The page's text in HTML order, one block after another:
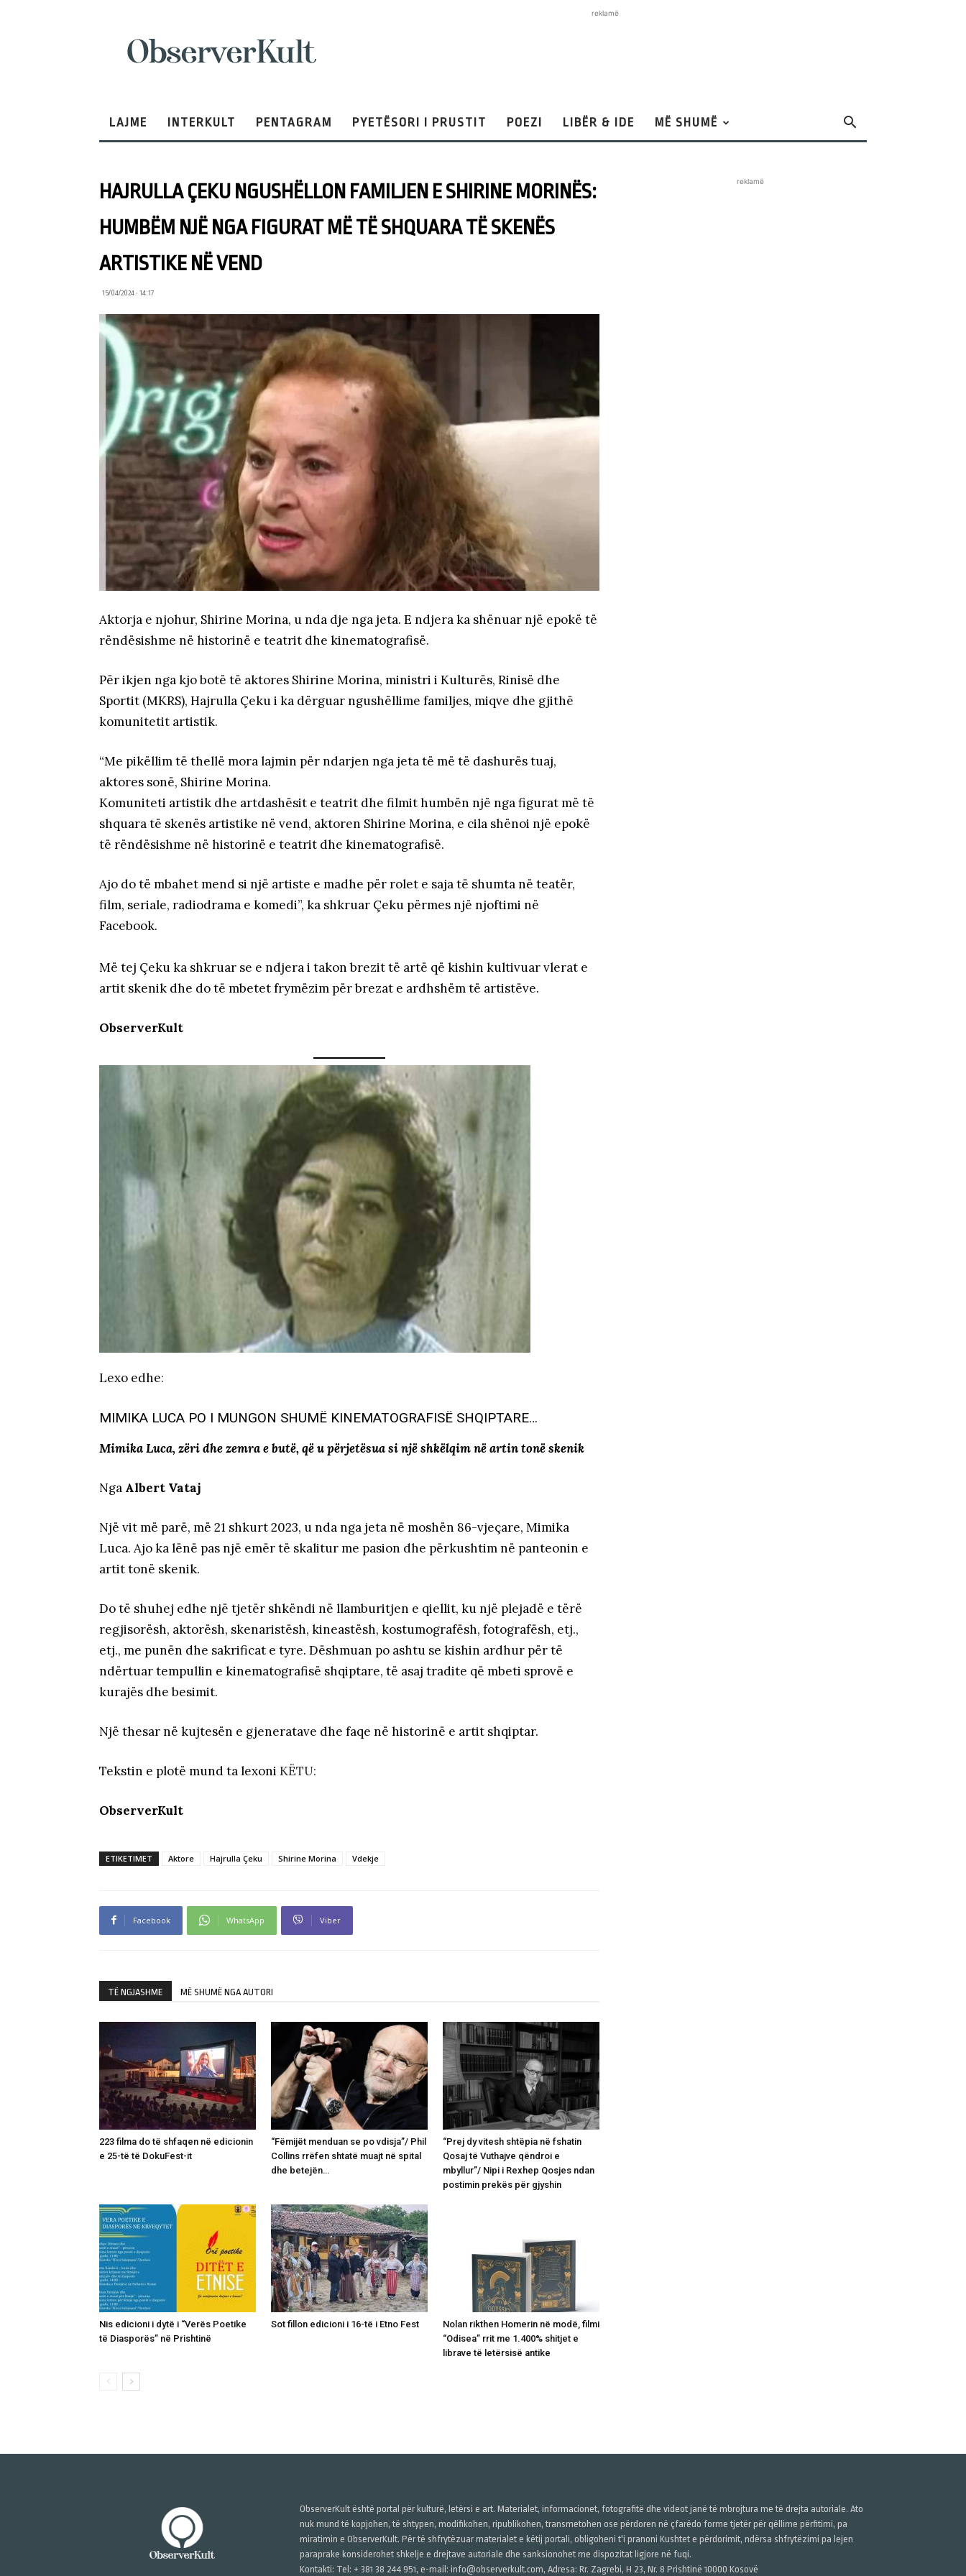
reklamë
LAJME INTERKULT PENTAGRAM PYETËSORI I PRUSTIT POEZI LIBËR & IDE MË SHUMË
HAJRULLA ÇEKU NGUSHËLLON FAMILJEN E SHIRINE MORINËS:
HUMBËM NJË NGA FIGURAT MË TË SHQUARA TË SKENËS
ARTISTIKE NË VEND
15/04/2024 • 14:17
Aktorja e njohur, Shirine Morina, u nda dje nga jeta. E ndjera ka shënuar një epokë të
rëndësishme në historinë e teatrit dhe kinematografisë.
Për ikjen nga kjo botë të aktores Shirine Morina, ministri i Kulturës, Rinisë dhe
Sportit (MKRS), Hajrulla Çeku i ka dërguar ngushëllime familjes, miqve dhe gjithë
komunitetit artistik.
“Me pikëllim të thellë mora lajmin për ndarjen nga jeta të më të dashurës tuaj,
aktores sonë, Shirine Morina.
Komuniteti artistik dhe artdashësit e teatrit dhe filmit humbën një nga figurat më të
shquara të skenës artistike në vend, aktoren Shirine Morina, e cila shënoi një epokë
të rëndësishme në historinë e teatrit dhe kinematografisë.
Ajo do të mbahet mend si një artiste e madhe për rolet e saja të shumta në teatër,
film, seriale, radiodrama e komedi”, ka shkruar Çeku përmes një njoftimi në
Facebook.
Më tej Çeku ka shkruar se e ndjera i takon brezit të artë që kishin kultivuar vlerat e
artit skenik dhe do të mbetet frymëzim për brezat e ardhshëm të artistëve.
ObserverKult
Lexo edhe:
MIMIKA LUCA PO I MUNGON SHUMË KINEMATOGRAFISË SHQIPTARE…
Mimika Luca, zëri dhe zemra e butë, që u përjetësua si një shkëlqim në artin tonë skenik
Nga Albert Vataj
Një vit më parë, më 21 shkurt 2023, u nda nga jeta në moshën 86-vjeçare, Mimika
Luca. Ajo ka lënë pas një emër të skalitur me pasion dhe përkushtim në panteonin e
artit tonë skenik.
Do të shuhej edhe një tjetër shkëndi në llamburitjen e qiellit, ku një plejadë e tërë
regjisorësh, aktorësh, skenaristësh, kineastësh, kostumografësh, fotografësh, etj.,
etj., me punën dhe sakrificat e tyre. Dëshmuan po ashtu se kishin ardhur për të
ndërtuar tempullin e kinematografisë shqiptare, të asaj tradite që mbeti sprovë e
kurajës dhe besimit.
Një thesar në kujtesën e gjeneratave dhe faqe në historinë e artit shqiptar.
Tekstin e plotë mund ta lexoni KËTU:
ObserverKult
ETIKETIMET Aktore Hajrulla Çeku Shirine Morina Vdekje
Facebook WhatsApp Viber
TË NGJASHME MË SHUMË NGA AUTORI
223 filma do të shfaqen në edicionin
e 25-të të DokuFest-it
“Fëmijët menduan se po vdisja”/ Phil
Collins rrëfen shtatë muajt në spital
dhe betejën…
“Prej dy vitesh shtëpia në fshatin
Qosaj të Vuthajve qëndroi e
mbyllur”/ Nipi i Rexhep Qosjes ndan
postimin prekës për gjyshin
Nis edicioni i dytë i “Verës Poetike
të Diasporës” në Prishtinë
Sot fillon edicioni i 16-të i Etno Fest
Nolan rikthen Homerin në modë, filmi
“Odisea” rrit me 1.400% shitjet e
librave të letërsisë antike
reklamë
ObserverKult është portal për kulturë, letërsi e art. Materialet, informacionet, fotografitë dhe videot janë të mbrojtura me të drejta autoriale. Ato
nuk mund të kopjohen, të shtypen, modifikohen, ripublikohen, transmetohen ose përdoren në çfarëdo forme tjetër për qëllime përfitimi, pa
miratimin e ObserverKult. Për të shfrytëzuar materialet e këtij portali, obligoheni t'i pranoni Kushtet e përdorimit, ndërsa shfrytëzimi pa lejen
paraprake konsiderohet shkelje e drejtave autoriale dhe sanksionohet me dispozitat ligjore në fuqi.
Kontakti: Tel: + 381 38 244 951, e-mail: info@observerkult.com, Adresa: Rr. Zagrebi, H 23, Nr. 8 Prishtinë 10000 Kosovë